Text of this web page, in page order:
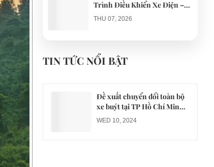
Trình Điều Khiển Xe Điện –
Giải Pháp Bảo Trì Chuyên
Nghiệp
THU 07, 2026
điện du lịch gây gổ khi đón du
khách ở Quy Nhơn
TIN TỨC NỔI BẬT
Đề xuất chuyển đổi toàn bộ
xe buýt tại TP Hồ Chí Minh
sang xe điện từ năm 2026
WED 10, 2024